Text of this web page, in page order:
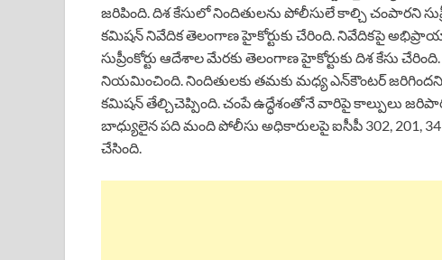
జరిపింది. దిశ కేసులో నిందితులను పోలీసులే కాల్చి చంపారని
కమిషన్ నివేదిక తెలంగాణ హైకోర్టుకు చేరింది. నివేదికపై
సుప్రీంకోర్టు ఆదేశాల మేరకు తెలంగాణ హైకోర్టుకు దిశ కేసు
నియమించింది. నిందితులకు తమకు మధ్య ఎన్‌కౌంటర్‌ జరిగిందని
కమిషన్‌ తేల్చిచెప్పింది. చంపే ఉద్ధేశంతోనే వారిపై కాల్పులు
బాధ్యులైన పది మంది పోలీసు అధికారులపై ఐసీపీ 302, 201,
చేసింది.